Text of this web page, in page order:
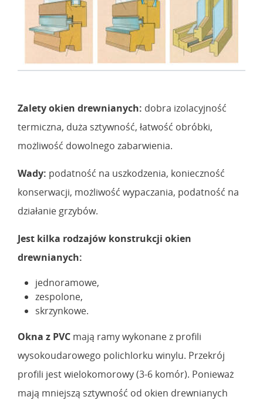
Zalety okien drewnianych: dobra izolacyjność
termiczna, duża sztywność, łatwość obróbki,
możliwość dowolnego zabarwienia.
Wady: podatność na uszkodzenia, konieczność
konserwacji, możliwość wypaczania, podatność na
działanie grzybów.
Jest kilka rodzajów konstrukcji okien
drewnianych:
jednoramowe,
zespolone,
skrzynkowe.
Okna z PVC mają ramy wykonane z profili
wysokoudarowego polichlorku winylu. Przekrój
profili jest wielokomorowy (3-6 komór). Ponieważ
mają mniejszą sztywność od okien drewnianych